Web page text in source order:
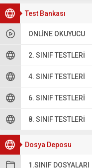
Test Bankası
ONLINE OKUYUCU
2. SINIF TESTLERI
4. SINIF TESTLERI
6. SINIF TESTLERI
8. SINIF TESTLERI
Dosya Deposu
1.SINIF DOSYALARI